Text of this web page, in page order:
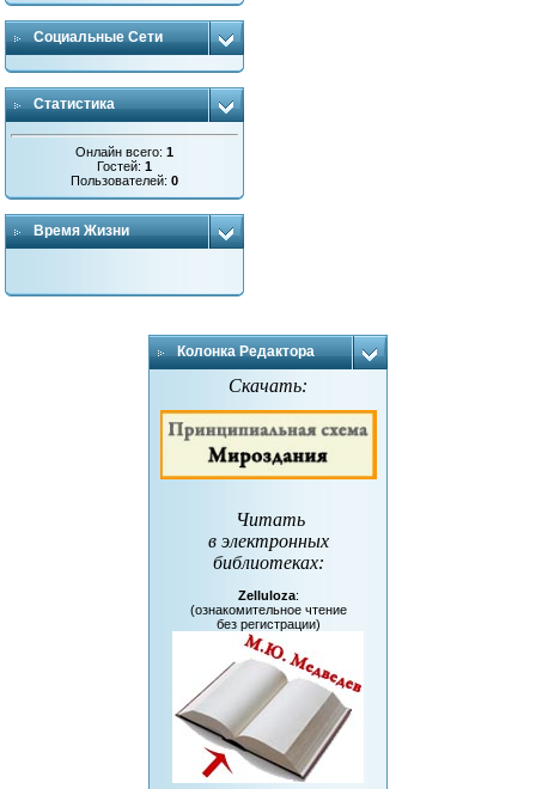
Социальные Сети
Статистика
Онлайн всего:1
Гостей:1
Пользователей:0
Время Жизни
Колонка Редактора
Скачать:
Читать
в электронных
библиотеках:
Zelluloza:
(ознакомительное чтение
без регистрации)